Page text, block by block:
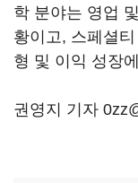
학 분야는 영업
황이고, 스페셜
형 및 이익 성장
권영지 기자